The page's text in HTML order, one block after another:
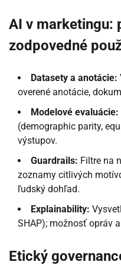
AI v marketingu:
zodpovedné
Datasety a anotácie:
overené anotácie,
Modelové evaluácie:
(demographic parity,
výstupov.
Guardrails: Filtre na
zoznamy citlivých
ľudský dohľad.
Explainability:
SHAP); možnosť opráv
Etický